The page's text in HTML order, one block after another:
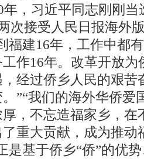
，习近平同志刚刚当
次接受人民日报海外
福建16年，工作中都
作16年。改革开放为
经过侨乡人民的艰苦
”“我们的海外华侨爱
，不忘造福家乡，在
重大贡献，成为推动
是基于侨乡“侨”的优